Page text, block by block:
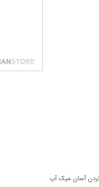
کردن آسان میک آپ